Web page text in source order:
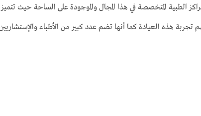
الطبية المتخصصة في هذا المجال والموجودة على الساحة حيث
هذه العيادة كما أنها تضم عدد كبير من الأطباء